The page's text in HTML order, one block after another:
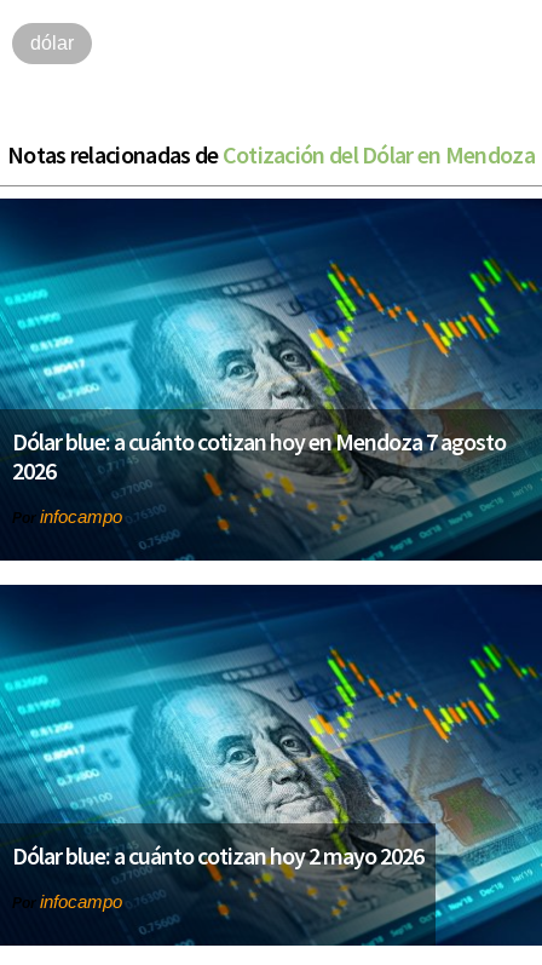
dólar
Notas relacionadas deCotización del Dólar en Mendoza
Dólar blue: a cuánto cotizan hoy en Mendoza 7 agosto
2026
Por infocampo
Dólar blue: a cuánto cotizan hoy 2 mayo 2026
Por infocampo